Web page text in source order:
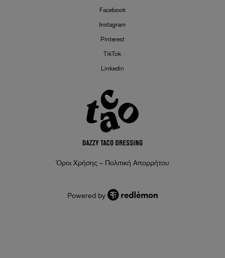
Facebook
Instagram
Pinterest
TikTok
Linkedin
Όροι Χρήσης – Πολιτική Απορρήτου
Powered by